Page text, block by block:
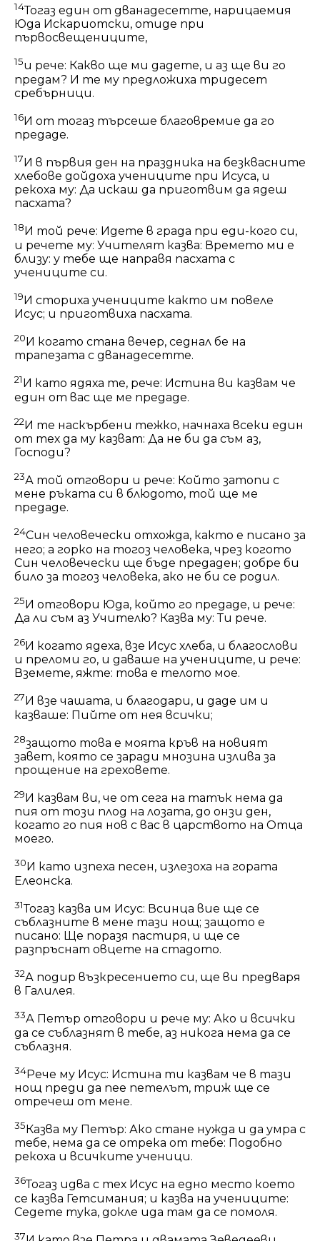
14Тогаз един от дванадесетте, нарицаемия
Юда Искариотски, отиде при
първосвещениците,
15и рече: Какво ще ми дадете, и аз ще ви го
предам? И те му предложиха тридесет
сребърници.
16И от тогаз търсеше благовремие да го
предаде.
17 И в първия ден на праздника на безквасните
хлебове дойдоха учениците при Исуса, и
рекоха му: Да искаш да приготвим да ядеш
пасхата?
18 И той рече: Идете в града при еди-кого си,
и речете му: Учителят казва: Времето ми е
близу: у тебе ще направя пасхата с
учениците си.
19И сториха учениците както им повеле
Исус; и приготвиха пасхата.
20 И когато стана вечер, седнал бе на
трапезата с дванадесетте.
21 И като ядяха те, рече: Истина ви казвам че
един от вас ще ме предаде.
22И те наскърбени тежко, начнаха всеки един
от тех да му казват: Да не би да съм аз,
Господи?
23А той отговори и рече: Който затопи с
мене ръката си в блюдото, той ще ме
предаде.
24Син человечески отхожда, както е писано за
него; а горко на тогоз человека, чрез когото
Син человечески ще бъде предаден; добре би
било за тогоз человека, ако не би се родил.
25И отговори Юда, който го предаде, и рече:
Да ли съм аз Учителю? Казва му: Ти рече.
26И когато ядеха, взе Исус хлеба, и благослови
и преломи го, и даваше на учениците, и рече:
Вземете, яжте: това е телото мое.
27 И взе чашата, и благодари, и даде им и
казваше: Пийте от нея всички;
28защото това е моята кръв на новият
завет, която се заради мнозина излива за
прощение на греховете.
29 И казвам ви, че от сега на татък нема да
пия от този плод на лозата, до онзи ден,
когато го пия нов с вас в царството на Отца
моего.
30 И като изпеха песен, излезоха на гората
Елеонска.
31Тогаз казва им Исус: Всинца вие ще се
съблазните в мене тази нощ; защото е
писано: Ще поразя пастиря, и ще се
разпръснат овцете на стадото.
32А подир възкресението си, ще ви предваря
в Галилея.
33А Петър отговори и рече му: Ако и всички
да се съблазнят в тебе, аз никога нема да се
съблазня.
34Рече му Исус: Истина ти казвам че в тази
нощ преди да пее петелът, триж ще се
отречеш от мене.
35 Казва му Петър: Ако стане нужда и да умра с
тебе, нема да се отрека от тебе: Подобно
рекоха и всичките ученици.
36Тогаз идва с тех Исус на едно место което
се казва Гетсимания; и казва на учениците:
Седете тука, докле ида там да се помоля.
37